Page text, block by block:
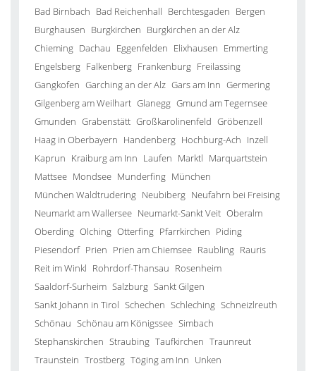
Bad Birnbach Bad Reichenhall Berchtesgaden Bergen
Burghausen Burgkirchen Burgkirchen an der Alz
Chieming Dachau Eggenfelden Elixhausen Emmerting
Engelsberg Falkenberg Frankenburg Freilassing
Gangkofen Garching an der Alz Gars am Inn Germering
Gilgenberg am Weilhart Glanegg Gmund am Tegernsee
Gmunden Grabenstätt Großkarolinenfeld Gröbenzell
Haag in Oberbayern Handenberg Hochburg-Ach Inzell
Kaprun Kraiburg am Inn Laufen Marktl Marquartstein
Mattsee Mondsee Munderfing München
München Waldtrudering Neubiberg Neufahrn bei Freising
Neumarkt am Wallersee Neumarkt-Sankt Veit Oberalm
Oberding Olching Otterfing Pfarrkirchen Piding
Piesendorf Prien Prien am Chiemsee Raubling Rauris
Reit im Winkl Rohrdorf-Thansau Rosenheim
Saaldorf-Surheim Salzburg Sankt Gilgen
Sankt Johann in Tirol Schechen Schleching Schneizlreuth
Schönau Schönau am Königssee Simbach
Stephanskirchen Straubing Taufkirchen Traunreut
Traunstein Trostberg Töging am Inn Unken